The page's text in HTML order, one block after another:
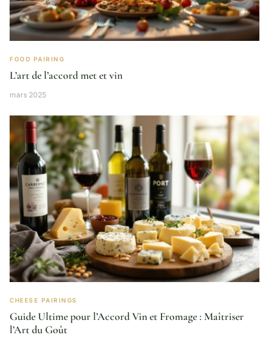
FOOD PAIRING
L’art de l’accord met et vin
mars 2025
CHEESE PAIRINGS
Guide Ultime pour l’Accord Vin et Fromage : Maîtriser
l’Art du Goût